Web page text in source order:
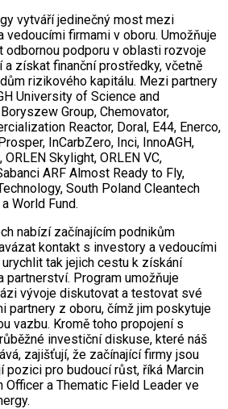
vytváří jedinečný most mezi
vedoucími firmami v oboru. Umožňuje
odbornou podporu v oblasti rozvoje
a získat finanční prostředky, včetně
rizikového kapitálu. Mezi partnery
University of Science and
Group, Chemovator,
Reactor, Doral, E44, Enerco,
InCarbZero, Inci, InnoAGH,
Skylight, ORLEN VC,
ARF Almost Ready to Fly,
South Poland Cleantech
World Fund.
nabízí začínajícím podnikům
kontakt s investory a vedoucími
tak jejich cestu k získání
partnerství. Program umožňuje
vývoje diskutovat a testovat své
partnery z oboru, čímž jim poskytuje
vazbu. Kromě toho propojení s
investiční diskuse, které náš
zajišťují, že začínající firmy jsou
pozici pro budoucí růst, říká Marcin
Officer a Thematic Field Leader ve